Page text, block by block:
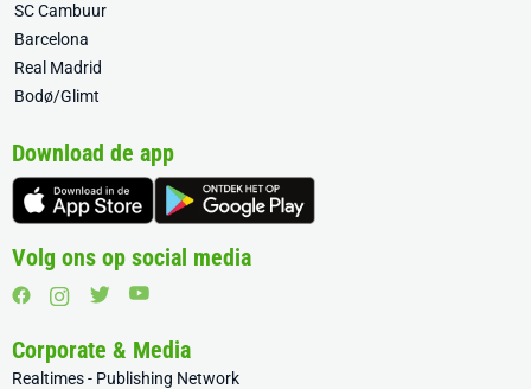
SC Cambuur
Barcelona
Real Madrid
Bodø/Glimt
Download de app
Volg ons op social media
Corporate & Media
Realtimes - Publishing Network